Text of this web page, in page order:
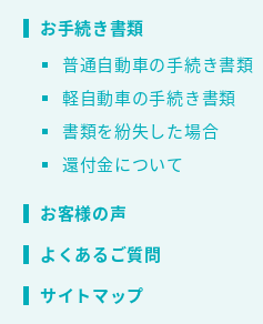
お手続き書類
普通自動車の手続き書類
軽自動車の手続き書類
書類を紛失した場合
還付金について
お客様の声
よくあるご質問
サイトマップ